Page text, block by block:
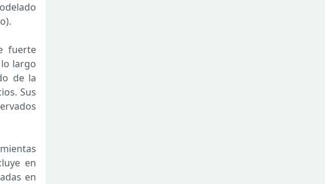
fuerte
largo
de la
Sus
en
en